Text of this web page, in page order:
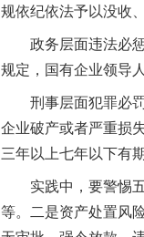
规依纪依法予以没收
政务层面违法必惩
规定，国有企业领导
刑事层面犯罪必罚
企业破产或者严重损
三年以上七年以下有
实践中，要警惕五
等。二是资产处置风